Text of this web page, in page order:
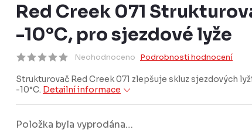
Red Creek 071
-10°C, pro sjezdové lyže
Neohodnoceno Podrobnosti hodnocení
Strukturovač Red Creek 071 zlepšuje skluz sjezdových
-10°C. Detailní informace
Položka byla vyprodána…